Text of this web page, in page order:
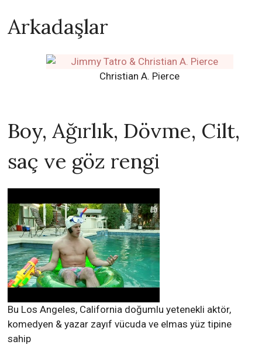
Arkadaşlar
Christian A. Pierce
Boy, Ağırlık, Dövme, Cilt,
saç ve göz rengi
Bu Los Angeles, California doğumlu yetenekli aktör,
komedyen & yazar zayıf vücuda ve elmas yüz tipine
sahip